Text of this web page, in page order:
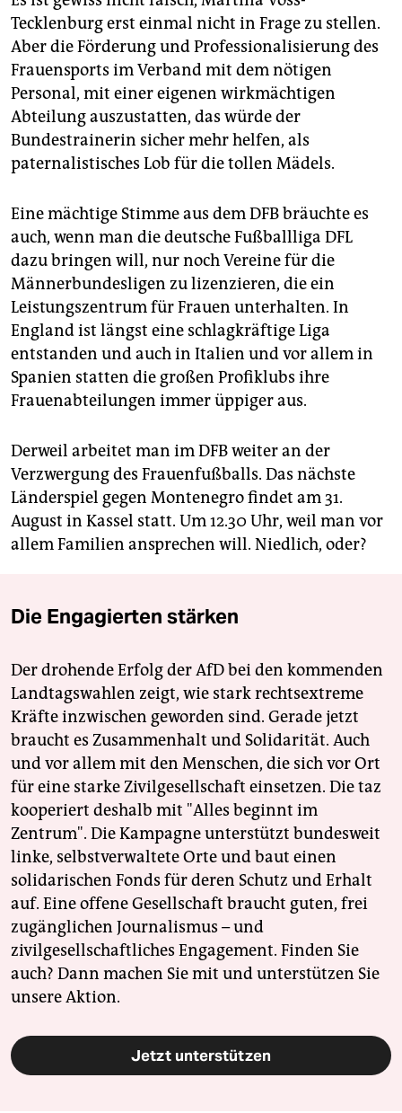
Tecklenburg erst einmal nicht in Frage zu stellen.
Aber die Förderung und Professionalisierung des
Frauensports im Verband mit dem nötigen
Personal, mit einer eigenen wirkmächtigen
Abteilung auszustatten, das würde der
Bundestrainerin sicher mehr helfen, als
paternalistisches Lob für die tollen Mädels.
Eine mächtige Stimme aus dem DFB bräuchte es
auch, wenn man die deutsche Fußballliga DFL
dazu bringen will, nur noch Vereine für die
Männerbundesligen zu lizenzieren, die ein
Leistungszentrum für Frauen unterhalten. In
England ist längst eine schlagkräftige Liga
entstanden und auch in Italien und vor allem in
Spanien statten die großen Profiklubs ihre
Frauenabteilungen immer üppiger aus.
Derweil arbeitet man im DFB weiter an der
Verzwergung des Frauenfußballs. Das nächste
Länderspiel gegen Montenegro findet am 31.
August in Kassel statt. Um 12.30 Uhr, weil man vor
allem Familien ansprechen will. Niedlich, oder?
Die Engagierten stärken
Der drohende Erfolg der AfD bei den kommenden
Landtagswahlen zeigt, wie stark rechtsextreme
Kräfte inzwischen geworden sind. Gerade jetzt
braucht es Zusammenhalt und Solidarität. Auch
und vor allem mit den Menschen, die sich vor Ort
für eine starke Zivilgesellschaft einsetzen. Die taz
kooperiert deshalb mit "Alles beginnt im
Zentrum". Die Kampagne unterstützt bundesweit
linke, selbstverwaltete Orte und baut einen
solidarischen Fonds für deren Schutz und Erhalt
auf. Eine offene Gesellschaft braucht guten, frei
zugänglichen Journalismus – und
zivilgesellschaftliches Engagement. Finden Sie
auch? Dann machen Sie mit und unterstützen Sie
unsere Aktion.
Jetzt unterstützen